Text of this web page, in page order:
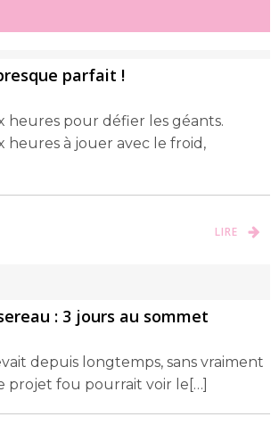
parfait !
heures pour défier les géants.
heures à jouer avec le froid,
LIRE
: 3 jours au sommet
depuis longtemps, sans vraiment
projet fou pourrait voir le[…]